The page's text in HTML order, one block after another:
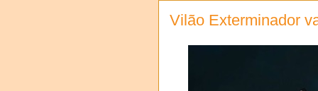
Vilão Exterminador